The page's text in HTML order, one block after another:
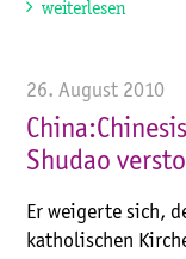
weiterlesen
26. August 2010
Shudao
Er weigerte sich,
katholischen